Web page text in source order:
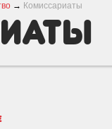
→ Комиссариаты